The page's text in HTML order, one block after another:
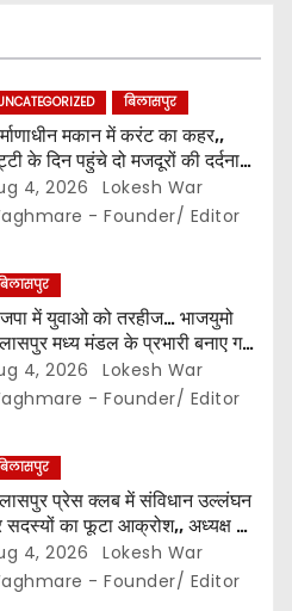
बिलासपुर
मकान में करंट का कहर,,
के दिन पहुंचे दो मजदूरों की दर्दनाक
सुरक्षा इंतजामों पर उठे सवाल…
4, 2026
Lokesh War
- Founder/ Editor
में युवाओ को तरहीज… भाजयुमो
मध्य मंडल के प्रभारी बनाए गए
बाजपेयी…
4, 2026
Lokesh War
- Founder/ Editor
प्रेस क्लब में संविधान उल्लंघन
सदस्यों का फूटा आक्रोश,, अध्यक्ष का
बदलने का प्रस्ताव रखा गया…
150 सदस्यों की बैठक में कई अहम
4, 2026
Lokesh War
- Founder/ Editor